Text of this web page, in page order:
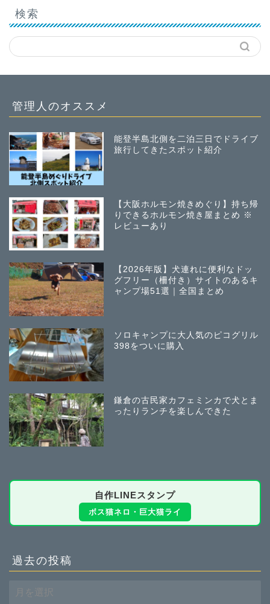
検索
管理人のオススメ
能登半島北側を二泊三日でドライブ
旅行してきたスポット紹介
【大阪ホルモン焼きめぐり】持ち帰
りできるホルモン焼き屋まとめ ※
レビューあり
【2026年版】犬連れに便利なドッ
グフリー（柵付き）サイトのあるキ
ャンプ場51選｜全国まとめ
ソロキャンプに大人気のピコグリル
398をついに購入
鎌倉の古民家カフェミンカで犬とま
ったりランチを楽しんできた
自作LINEスタンプ
ボス猫ネロ・巨大猫ライ
過去の投稿
去